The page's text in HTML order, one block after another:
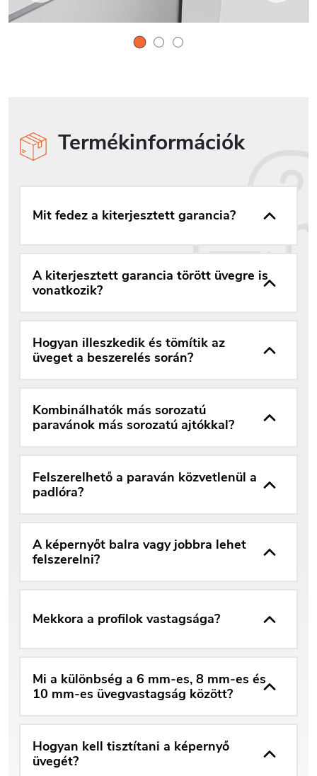
Termékinformációk
Mit fedez a kiterjesztett garancia?
A kiterjesztett garancia törött üvegre is
vonatkozik?
Hogyan illeszkedik és tömítik az
üveget a beszerelés során?
Kombinálhatók más sorozatú
paravánok más sorozatú ajtókkal?
Felszerelhető a paraván közvetlenül a
padlóra?
A képernyőt balra vagy jobbra lehet
felszerelni?
Mekkora a profilok vastagsága?
Mi a különbség a 6 mm-es, 8 mm-es és
10 mm-es üvegvastagság között?
Hogyan kell tisztítani a képernyő
üvegét?